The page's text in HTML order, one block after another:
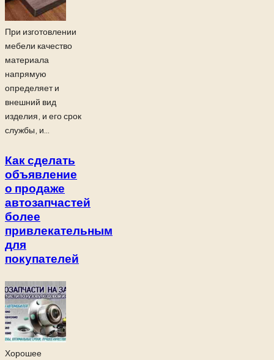
При изготовлении
мебели качество
материала
напрямую
определяет и
внешний вид
изделия, и его срок
службы, и...
Как сделать
объявление
о продаже
автозапчастей
более
привлекательным
для
покупателей
Хорошее